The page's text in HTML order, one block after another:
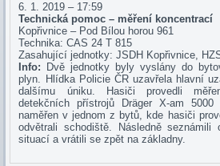
6. 1. 2019 – 17:59
Technická pomoc – měření koncentrací
Kopřivnice – Pod Bílou horou 961
Technika: CAS 24 T 815
Zasahující jednotky: JSDH Kopřivnice,
Info:
Dvě jednotky byly vyslány do
plyn. Hlídka Policie ČR uzavřela hlavní
dalšímu úniku. Hasiči provedli
detekčních přístrojů Dräger X-am
naměřen v jednom z bytů, kde hasiči
odvětrali schodiště. Následně seznámili
situací a vrátili se zpět na základny.